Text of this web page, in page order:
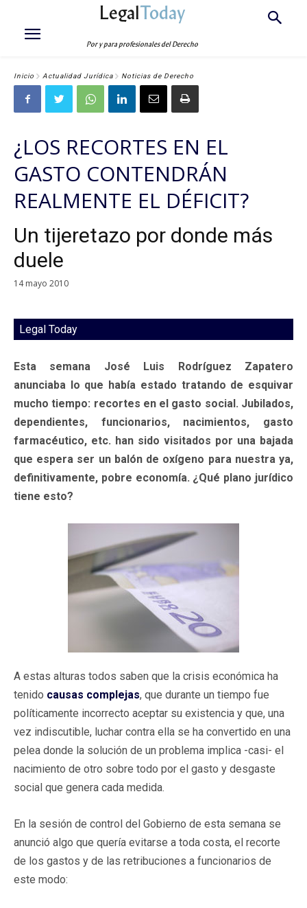
LegalToday
Por y para profesionales del Derecho
Inicio Actualidad Jurídica Noticias de Derecho
¿LOS RECORTES EN EL
GASTO CONTENDRÁN
REALMENTE EL DÉFICIT?
Un tijeretazo por donde más
duele
14 mayo 2010
Legal Today
Esta semana José Luis Rodríguez Zapatero
anunciaba lo que había estado tratando de esquivar
mucho tiempo: recortes en el gasto social. Jubilados,
dependientes, funcionarios, nacimientos, gasto
farmacéutico, etc. han sido visitados por una bajada
que espera ser un balón de oxígeno para nuestra ya,
definitivamente, pobre economía. ¿Qué plano jurídico
tiene esto?
A estas alturas todos saben que la crisis económica ha
tenido causas complejas, que durante un tiempo fue
políticamente incorrecto aceptar su existencia y que, una
vez indiscutible, luchar contra ella se ha convertido en una
pelea donde la solución de un problema implica -casi- el
nacimiento de otro sobre todo por el gasto y desgaste
social que genera cada medida.
En la sesión de control del Gobierno de esta semana se
anunció algo que quería evitarse a toda costa, el recorte
de los gastos y de las retribuciones a funcionarios de
este modo: